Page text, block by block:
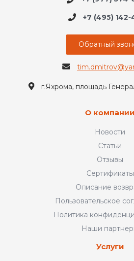
+7 (495) 142-
Обратный
г.Яхрома, площадь
О компании
Новости
Статьи
Отзывы
Сертификаты
Описание
Пользовательское
Политика
Наши
Услуги